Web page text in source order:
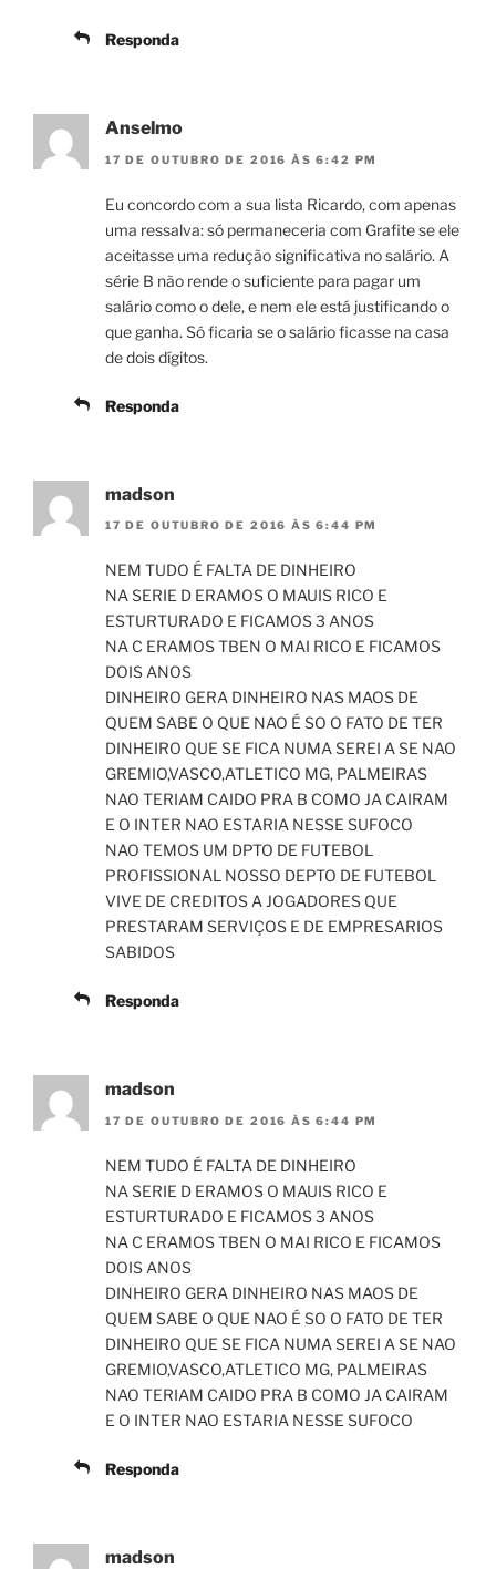
Responda
Anselmo
17 DE OUTUBRO DE 2016 ÀS 6:42 PM
Eu concordo com a sua lista Ricardo, com apenas
uma ressalva: só permaneceria com Grafite se ele
aceitasse uma redução significativa no salário. A
série B não rende o suficiente para pagar um
salário como o dele, e nem ele está justificando o
que ganha. Só ficaria se o salário ficasse na casa
de dois dígitos.
Responda
madson
17 DE OUTUBRO DE 2016 ÀS 6:44 PM
NEM TUDO É FALTA DE DINHEIRO
NA SERIE D ERAMOS O MAUIS RICO E
ESTURTURADO E FICAMOS 3 ANOS
NA C ERAMOS TBEN O MAI RICO E FICAMOS
DOIS ANOS
DINHEIRO GERA DINHEIRO NAS MAOS DE
QUEM SABE O QUE NAO É SO O FATO DE TER
DINHEIRO QUE SE FICA NUMA SEREI A SE NAO
GREMIO,VASCO,ATLETICO MG, PALMEIRAS
NAO TERIAM CAIDO PRA B COMO JA CAIRAM
E O INTER NAO ESTARIA NESSE SUFOCO
NAO TEMOS UM DPTO DE FUTEBOL
PROFISSIONAL NOSSO DEPTO DE FUTEBOL
VIVE DE CREDITOS A JOGADORES QUE
PRESTARAM SERVIÇOS E DE EMPRESARIOS
SABIDOS
Responda
madson
17 DE OUTUBRO DE 2016 ÀS 6:44 PM
NEM TUDO É FALTA DE DINHEIRO
NA SERIE D ERAMOS O MAUIS RICO E
ESTURTURADO E FICAMOS 3 ANOS
NA C ERAMOS TBEN O MAI RICO E FICAMOS
DOIS ANOS
DINHEIRO GERA DINHEIRO NAS MAOS DE
QUEM SABE O QUE NAO É SO O FATO DE TER
DINHEIRO QUE SE FICA NUMA SEREI A SE NAO
GREMIO,VASCO,ATLETICO MG, PALMEIRAS
NAO TERIAM CAIDO PRA B COMO JA CAIRAM
E O INTER NAO ESTARIA NESSE SUFOCO
Responda
madson